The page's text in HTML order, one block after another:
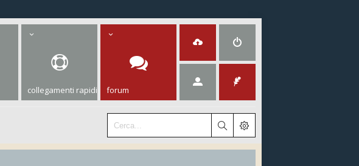
collegamenti rapidi forum